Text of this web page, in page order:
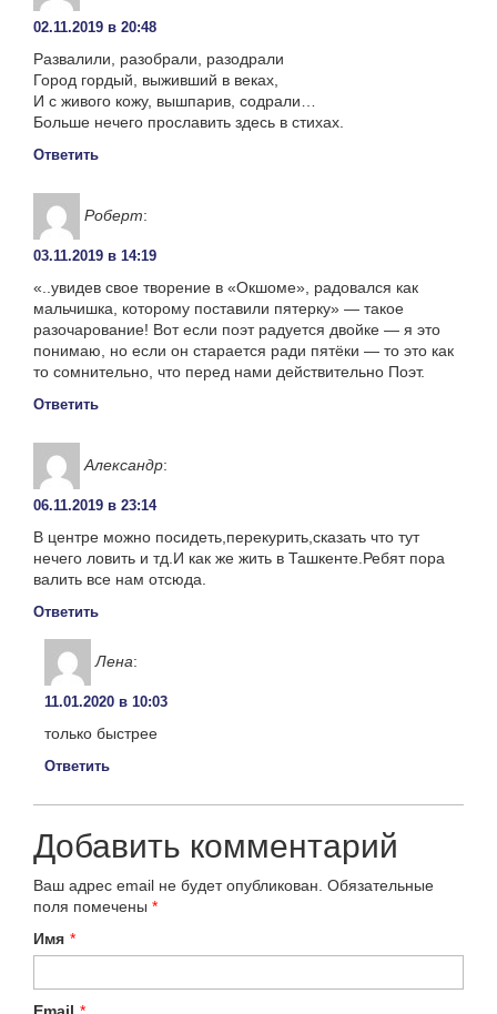
02.11.2019 в 20:48
Развалили, разобрали, разодрали
Город гордый, выживший в веках,
И с живого кожу, вышпарив, содрали…
Больше нечего прославить здесь в стихах.
Ответить
Роберт:
03.11.2019 в 14:19
«..увидев свое творение в «Окшоме», радовался как
мальчишка, которому поставили пятерку» — такое
разочарование! Вот если поэт радуется двойке — я это
понимаю, но если он старается ради пятёки — то это как
то сомнительно, что перед нами действительно Поэт.
Ответить
Александр:
06.11.2019 в 23:14
В центре можно посидеть,перекурить,сказать что тут
нечего ловить и тд.И как же жить в Ташкенте.Ребят пора
валить все нам отсюда.
Ответить
Лена:
11.01.2020 в 10:03
только быстрее
Ответить
Добавить комментарий
Ваш адрес email не будет опубликован. Обязательные
поля помечены *
Имя *